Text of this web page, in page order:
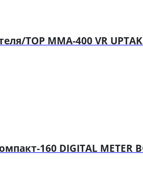
TOP MMA-400 VR
160 DIGITAL METER